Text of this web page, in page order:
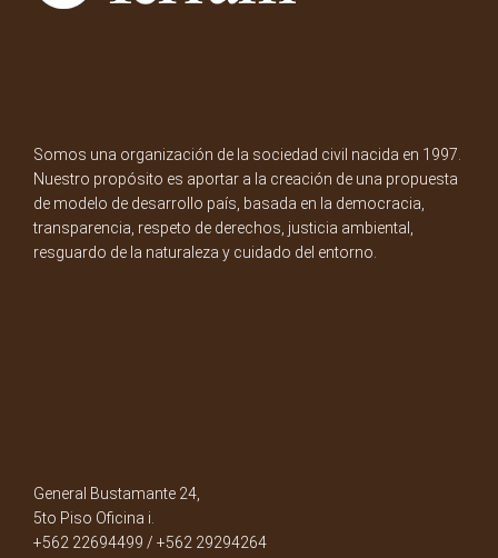
Somos una organización de la sociedad civil nacida en 1997.
Nuestro propósito es aportar a la creación de una propuesta
de modelo de desarrollo país, basada en la democracia,
transparencia, respeto de derechos, justicia ambiental,
resguardo de la naturaleza y cuidado del entorno.
General Bustamante 24,
5to Piso Oficina i.
+562 22694499 / +562 29294264